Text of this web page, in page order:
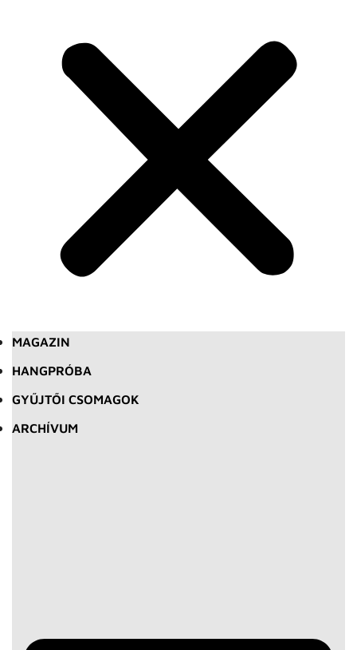
MAGAZIN
HANGPRÓBA
GYŰJTŐI CSOMAGOK
ARCHÍVUM